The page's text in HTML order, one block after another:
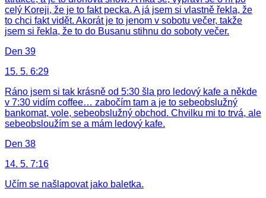
celý Koreji, že je to fakt pecka. A já jsem si vlastně řekla, že
to chci fakt vidět. Akorát je to jenom v sobotu večer, takže
jsem si řekla, že to do Busanu stihnu do soboty večer.
Den 39
15. 5. 6:29
Ráno jsem si tak krásně od 5:30 šla pro ledový kafe a někde
v 7:30 vidím coffee… zabočím tam a je to sebeobslužný
bankomat, vole, sebeobslužný obchod. Chvilku mi to trvá, ale
sebeobsloužím se a mám ledový kafe.
Den 38
14. 5. 7:16
Učím se našlapovat jako baletka.